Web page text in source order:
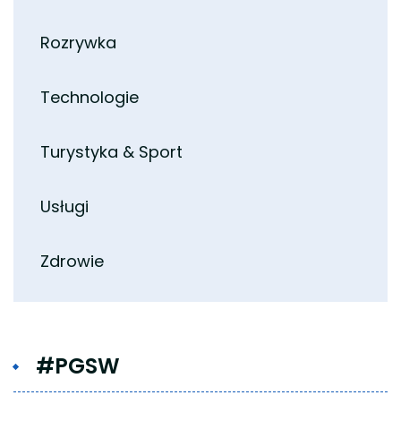
Rozrywka
Technologie
Turystyka & Sport
Usługi
Zdrowie
#PGSW